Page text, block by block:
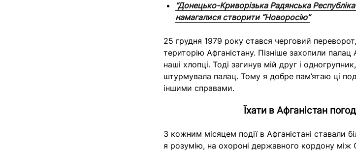
“Донецько-Криворізька Радянська
намагалися створити “Новоросію”
25 грудня 1979 року стався черговий
територію Афганістану. Пізніше захопили
наші хлопці. Тоді загинув мій друг і
штурмувала палац. Тому я добре пам’ятаю ці
іншими справами.
Їхати в Афганістан
З кожним місяцем події в Афганістані ставали
я розумію, на охороні державного кордону між